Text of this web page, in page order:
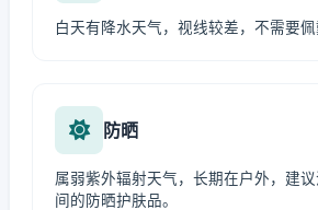
白天有降水天气，视线较差，不需要
防晒
属弱紫外辐射天气，长期在户外，建
间的防晒护肤品。